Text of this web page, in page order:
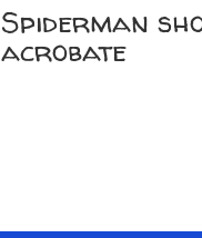
Spiderman
acrobate